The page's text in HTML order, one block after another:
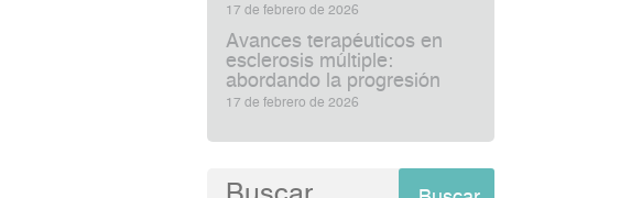
17 de febrero de 2026
Avances terapéuticos en
esclerosis múltiple:
abordando la progresión
17 de febrero de 2026
Buscar: